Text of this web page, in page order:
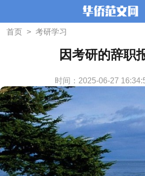
首页 > 考研学习
因考研的辞职
时间：2025-06-27